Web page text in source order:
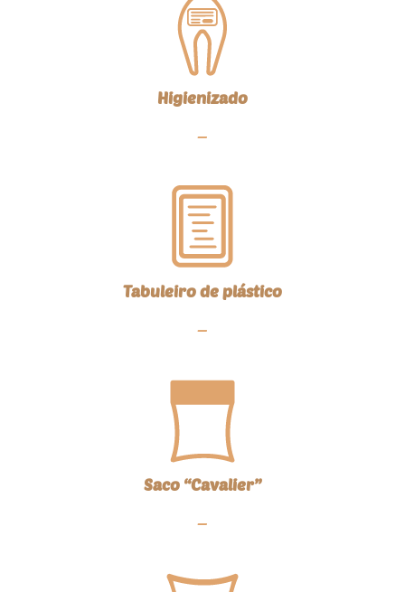
Higienizado
—
Tabuleiro de plástico
—
Saco “Cavalier”
—